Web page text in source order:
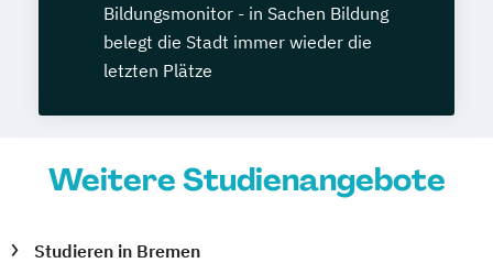
Bildungsmonitor - in Sachen Bildung
belegt die Stadt immer wieder die
letzten Plätze
Weitere Studienangebote
Studieren in Bremen